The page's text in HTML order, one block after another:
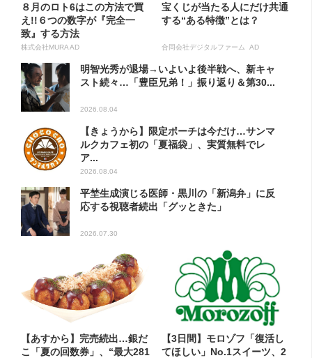
８月のロト6はこの方法で買
え!!６つの数字が『完全一
致』する方法
株式会社MURA AD
宝くじが当たる人にだけ共通
する“ある特徴”とは？
合同会社デジタルファーム AD
明智光秀が退場→いよいよ後半戦へ、新キャ
スト続々…「豊臣兄弟！」振り返り＆第30...
2026.08.04
【きょうから】限定ポーチは今だけ…サンマ
ルクカフェ初の「夏福袋」、実質無料でレ
ア...
2026.08.04
平埜生成演じる医師・黒川の「新潟弁」に反
応する視聴者続出「グッときた」
2026.07.30
【あすから】完売続出…銀だ
こ「夏の回数券」、“最大281
【3日間】モロゾフ「復活し
てほしい」No.1スイーツ、2